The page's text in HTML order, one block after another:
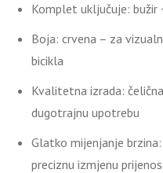
Komplet uključuje: bužir
Boja: crvena – za
bicikla
Kvalitetna izrada:
dugotrajnu upotrebu
Glatko mijenjanje
preciznu izmjenu